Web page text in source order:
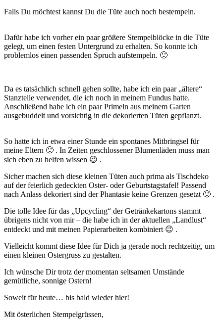
Falls Du möchtest kannst Du die Tüte auch noch bestempeln.
Dafür habe ich vorher ein paar größere Stempelblöcke in die Tüte
gelegt, um einen festen Untergrund zu erhalten. So konnte ich
problemlos einen passenden Spruch aufstempeln. 🙂
Da es tatsächlich schnell gehen sollte, habe ich ein paar „ältere“
Stanzteile verwendet, die ich noch in meinem Fundus hatte.
Anschließend habe ich ein paar Primeln aus meinem Garten
ausgebuddelt und vorsichtig in die dekorierten Tüten gepflanzt.
So hatte ich in etwa einer Stunde ein spontanes Mitbringsel für
meine Eltern 🙂 . In Zeiten geschlossener Blumenläden muss man
sich eben zu helfen wissen 😉 .
Sicher machen sich diese kleinen Tüten auch prima als Tischdeko
auf der feierlich gedeckten Oster- oder Geburtstagstafel! Passend
nach Anlass dekoriert sind der Phantasie keine Grenzen gesetzt 🙂 .
Die tolle Idee für das „Upcycling“ der Getränkekartons stammt
übrigens nicht von mir – die habe ich in der aktuellen „Landlust“
entdeckt und mit meinen Papierarbeiten kombiniert 😉 .
Vielleicht kommt diese Idee für Dich ja gerade noch rechtzeitig, um
einen kleinen Ostergruss zu gestalten.
Ich wünsche Dir trotz der momentan seltsamen Umstände
gemütliche, sonnige Ostern!
Soweit für heute… bis bald wieder hier!
Mit österlichen Stempelgrüssen,